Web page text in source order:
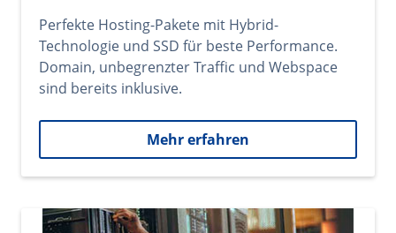
Perfekte Hosting-Pakete mit Hybrid-
Technologie und SSD für beste Performance.
Domain, unbegrenzter Traffic und Webspace
sind bereits inklusive.
Mehr erfahren